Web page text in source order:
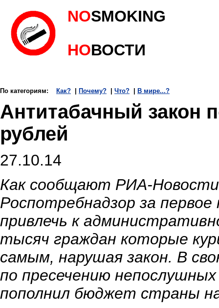
NOSMOKING
НОВОСТИ
По категориям: Как? | Почему? | Что? | В мире...?
Антитабачный закон
рублей
27.10.14
Как сообщают РИА-
Роспотребнадзор за первое
привлечь к
тысяч граждан которые
самым, нарушая закон. В
по пресечению
пополнил бюджет страны